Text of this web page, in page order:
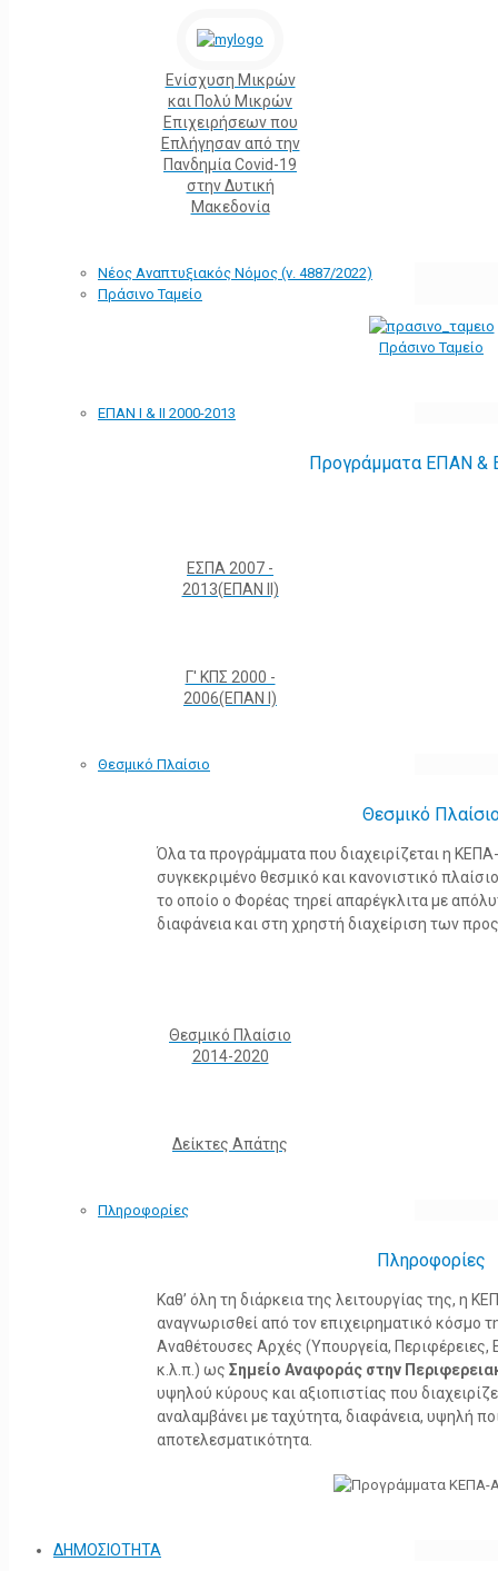
Ενίσχυση Μικρών
και Πολύ Μικρών
Επιχειρήσεων που
Επλήγησαν από την
Πανδημία Covid-19
στην Δυτική
Μακεδονία
Νέος Αναπτυξιακός Νόμος (ν. 4887/2022)
Πράσινο Ταμείο
Πράσινο Ταμείο
ΕΠΑΝ Ι & ΙΙ 2000-2013
Προγράμματα ΕΠΑΝ &
ΕΣΠΑ 2007 -
2013(ΕΠΑΝ ΙΙ)
Γ' ΚΠΣ 2000 -
2006(ΕΠΑΝ Ι)
Θεσμικό Πλαίσιο
Θεσμικό
Όλα τα προγράμματα που διαχειρίζεται η
συγκεκριμένο θεσμικό και κανονιστικό
το οποίο ο Φορέας τηρεί απαρέγκλιτα με
διαφάνεια και στη χρηστή διαχείριση των
Θεσμικό Πλαίσιο
2014-2020
Δείκτες Απάτης
Πληροφορίες
Πληροφορίες
Καθ’ όλη τη διάρκεια της λειτουργίας της, η
αναγνωρισθεί από τον επιχειρηματικό κόσμο
Αναθέτουσες Αρχές (Υπουργεία, Περιφέρειες,
κ.λ.π.) ως Σημείο Αναφοράς στην
υψηλού κύρους και αξιοπιστίας που
αναλαμβάνει με ταχύτητα, διαφάνεια, υψηλή
αποτελεσματικότητα.
ΔΗΜΟΣΙΟΤΗΤΑ